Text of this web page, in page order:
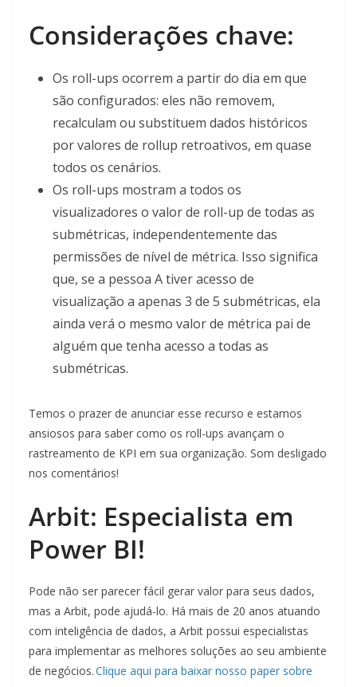
Considerações chave:
Os roll-ups ocorrem a partir do dia em que
são configurados: eles não removem,
recalculam ou substituem dados históricos
por valores de rollup retroativos, em quase
todos os cenários.
Os roll-ups mostram a todos os
visualizadores o valor de roll-up de todas as
submétricas, independentemente das
permissões de nível de métrica. Isso significa
que, se a pessoa A tiver acesso de
visualização a apenas 3 de 5 submétricas, ela
ainda verá o mesmo valor de métrica pai de
alguém que tenha acesso a todas as
submétricas.
Temos o prazer de anunciar esse recurso e estamos
ansiosos para saber como os roll-ups avançam o
rastreamento de KPI em sua organização. Som desligado
nos comentários!
Arbit: Especialista em
Power BI!
Pode não ser parecer fácil gerar valor para seus dados,
mas a Arbit, pode ajudá-lo. Há mais de 20 anos atuando
com inteligência de dados, a Arbit possui especialistas
para implementar as melhores soluções ao seu ambiente
de negócios.Clique aqui para baixar nosso paper sobre